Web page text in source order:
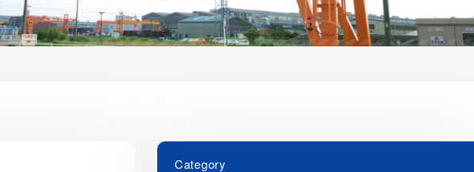
Category